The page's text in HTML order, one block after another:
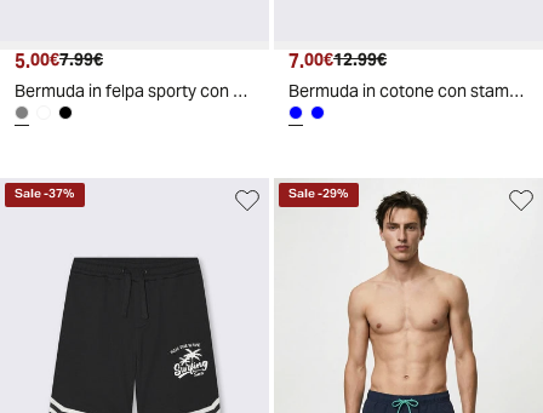
Prezzo attuale
5.00€ Prezzo originale
7.99€
Bermuda in felpa sporty con stampa - Grigio mel.
Prezzo attuale
7.00€ Prezzo originale
12.99€
Bermuda in cotone con stampa personaggi - Blu
Sale-37% Sale-29%